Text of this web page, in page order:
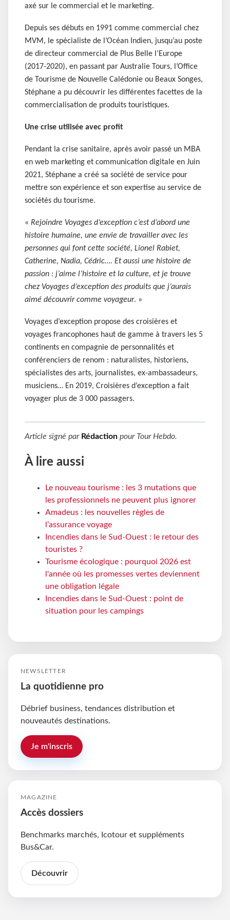
axé sur le commercial et le marketing.
Depuis ses débuts en 1991 comme commercial chez
MVM, le spécialiste de l’Océan Indien, jusqu’au poste
de directeur commercial de Plus Belle l’Europe
(2017-2020), en passant par Australie Tours, l’Office
de Tourisme de Nouvelle Calédonie ou Beaux Songes,
Stéphane a pu découvrir les différentes facettes de la
commercialisation de produits touristiques.
Une crise utilisée avec profit
Pendant la crise sanitaire, après avoir passé un MBA
en web marketing et communication digitale en Juin
2021, Stéphane a créé sa société de service pour
mettre son expérience et son expertise au service de
sociétés du tourisme.
« Rejoindre Voyages d’exception c’est d’abord une
histoire humaine, une envie de travailler avec les
personnes qui font cette société, Lionel Rabiet,
Catherine, Nadia, Cédric…. Et aussi une histoire de
passion : j’aime l’histoire et la culture, et je trouve
chez Voyages d’exception des produits que j’aurais
aimé découvrir comme voyageur. »
Voyages d’exception propose des croisières et
voyages francophones haut de gamme à travers les 5
continents en compagnie de personnalités et
conférenciers de renom : naturalistes, historiens,
spécialistes des arts, journalistes, ex-ambassadeurs,
musiciens… En 2019, Croisières d’exception a fait
voyager plus de 3 000 passagers.
Article signé par Rédaction pour Tour Hebdo.
À lire aussi
Le nouveau tourisme : les 3 mutations que
les professionnels ne peuvent plus ignorer
Amadeus : les nouvelles règles de
l’assurance voyage
Incendies dans le Sud-Ouest : le retour des
touristes ?
Tourisme écologique : pourquoi 2026 est
l'année où les promesses vertes deviennent
une obligation légale
Incendies dans le Sud-Ouest : point de
situation pour les campings
NEWSLETTER
La quotidienne pro
Débrief business, tendances distribution et
nouveautés destinations.
Je m'inscris
MAGAZINE
Accès dossiers
Benchmarks marchés, Icotour et suppléments
Bus&Car.
Découvrir